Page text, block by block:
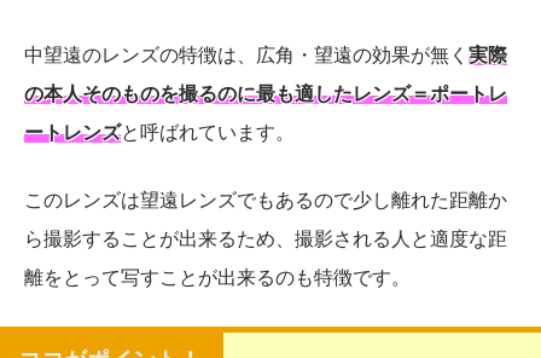
中望遠のレンズの特徴は、広角・望遠の効果が無く 実際
の本人そのものを撮るのに最も適したレンズ＝ポートレ
ートレンズと呼ばれています。
このレンズは望遠レンズでもあるので少し離れた距離か
ら撮影することが出来るため、撮影される人と適度な距
離をとって写すことが出来るのも特徴です。